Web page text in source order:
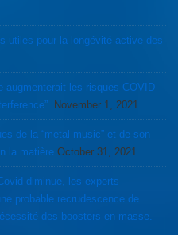
utiles pour la longévité active des
augmenterait les risques COVID
November 1, 2021
de la “metal music” et de son
la matière October 31, 2021
diminue, les experts
probable recrudescence de
des boosters en masse.